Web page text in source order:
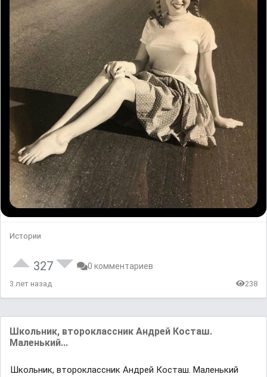
Истории
327 0 комментариев
3 лет назад 238
Школьник, второклассник Андрей Косташ.
Маленький...
Школьник, второклассник Андрей Косташ. Маленький